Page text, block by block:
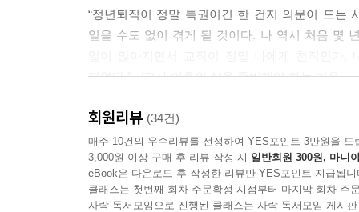
아르바이트가 힘들다는 제자와 문자를 하며 “샘
않다. 나도 사회적 인간일 뿐이다. 생각해보라. “
10대의 스라밸Study-Life-Balance은 누구도 이야
신’으로 포장한다. 앞으로 다가올 디지털혁명은
과 변화 없는 학교만이 과거의 영광을 붙잡고 있
미필적 고의이다.
“정년퇴직이 정말 특권이긴 한 건지 의문이 드는
일을 수도 없이 겪게 될 것이다. 나 역시 처음 몇
되었다.” _‘교사 이후의 삶을 준비해야 하는 이유’
안정성, 워라밸 너머의 현실에 대한 솔직한 고백
저자는 87년생으로서, 자신에게 동시대 밀레니얼
중요하게 여기는 사회 분위기와 부모의 권유에 따
그들이 얻은 건 정말 ‘안정’이었을까? 저자는 100
회원리뷰 (34건)
매주 10건의 우수리뷰를 선정하여 YES포인트 3만원을 드
3,000원 이상 구매 후 리뷰 작성 시 일반회원 300원, 마니
eBook은 다운로드 후 작성한 리뷰만 YES포인트 지급됩니
클래스는 첫번째 회차 주문확정 시점부터 마지막 회차 주
사락 독서모임으로 진행된 클래스는 사락 독서모임 게시